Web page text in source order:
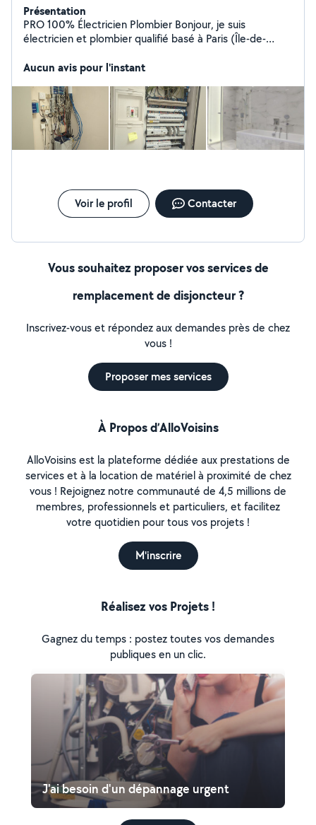
Présentation
PRO 100% Électricien Plombier Bonjour, je suis
électricien et plombier qualifié basé à Paris (Île-de-
installations aux normes (NF C15-100), je propose la
aussi inclure la fourniture avec la pose. Devis gratuit,
intervention sous 24h. Merci
Aucun avis pour l'instant
Voir le profil Contacter
Vous souhaitez proposer vos services de
remplacement de disjoncteur ?
Inscrivez-vous et répondez aux demandes près de chez
vous !
Proposer mes services
À Propos d’AlloVoisins
AlloVoisins est la plateforme dédiée aux prestations de
services et à la location de matériel à proximité de chez
vous ! Rejoignez notre communauté de 4,5 millions de
membres, professionnels et particuliers, et facilitez
votre quotidien pour tous vos projets !
M'inscrire
Réalisez vos Projets !
Gagnez du temps : postez toutes vos demandes
publiques en un clic.
J'ai besoin d'un dépannage urgent